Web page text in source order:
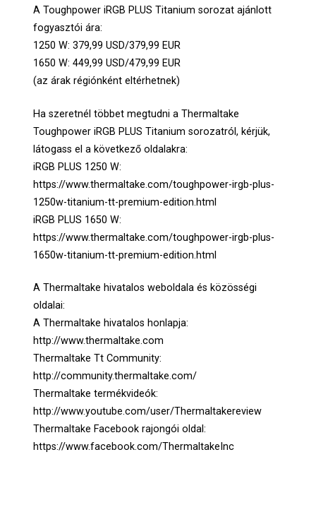
A Toughpower iRGB PLUS Titanium sorozat ajánlott
fogyasztói ára:
1250 W: 379,99 USD/379,99 EUR
1650 W: 449,99 USD/479,99 EUR
(az árak régiónként eltérhetnek)
Ha szeretnél többet megtudni a Thermaltake
Toughpower iRGB PLUS Titanium sorozatról, kérjük,
látogass el a következő oldalakra:
iRGB PLUS 1250 W:
https://www.thermaltake.com/toughpower-irgb-plus-
1250w-titanium-tt-premium-edition.html
iRGB PLUS 1650 W:
https://www.thermaltake.com/toughpower-irgb-plus-
1650w-titanium-tt-premium-edition.html
A Thermaltake hivatalos weboldala és közösségi
oldalai:
A Thermaltake hivatalos honlapja:
http://www.thermaltake.com
Thermaltake Tt Community:
http://community.thermaltake.com/
Thermaltake termékvideók:
http://www.youtube.com/user/Thermaltakereview
Thermaltake Facebook rajongói oldal:
https://www.facebook.com/ThermaltakeInc